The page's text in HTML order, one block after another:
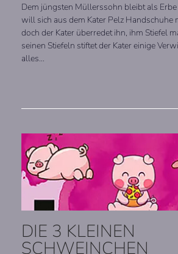
Dem jüngsten Müllerssohn bleibt als Erbe
will sich aus dem Kater Pelz Handschuhe
doch der Kater überredet ihn, ihm Stiefel
seinen Stiefeln stiftet der Kater einige
alles…
DIE 3 KLEINEN
SCHWEINCHEN